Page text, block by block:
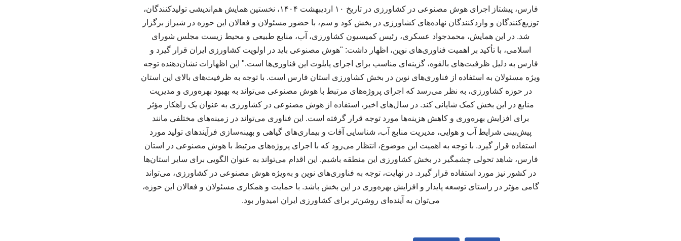
فارس، پیشتاز اجرای هوش مصنوعی در کشاورزی در تاریخ ۱۰ اردیبهشت ۱۴۰۴، نخستین همایش هم‌اندیشی تولیدکنندگان،
توزیع‌کنندگان و واردکنندگان نهاده‌های کشاورزی در بخش کود و سم، با حضور مسئولان و فعالان این حوزه در شیراز برگزار
شد. در این همایش، محمدجواد عسکری، رئیس کمیسیون کشاورزی، آب، منابع طبیعی و محیط زیست مجلس شورای
اسلامی، با تأکید بر اهمیت فناوری‌های نوین، اظهار داشت: "هوش مصنوعی باید در اولویت کشاورزی ایران قرار گیرد و
فارس به دلیل ظرفیت‌های بالقوه، گزینه‌ای مناسب برای اجرای پایلوت این فناوری‌ها است." این اظهارات نشان‌دهنده توجه
ویژه مسئولان به استفاده از فناوری‌های نوین در بخش کشاورزی استان فارس است. با توجه به ظرفیت‌های بالای این استان
در حوزه کشاورزی، به نظر می‌رسد که اجرای پروژه‌های مرتبط با هوش مصنوعی می‌تواند به بهبود بهره‌وری و مدیریت
منابع در این بخش کمک شایانی کند. در سال‌های اخیر، استفاده از هوش مصنوعی در کشاورزی به عنوان یک راهکار مؤثر
برای افزایش بهره‌وری و کاهش هزینه‌ها مورد توجه قرار گرفته است. این فناوری می‌تواند در زمینه‌های مختلفی مانند
پیش‌بینی شرایط آب و هوایی، مدیریت منابع آب، شناسایی آفات و بیماری‌های گیاهی و بهینه‌سازی فرآیندهای تولید مورد
استفاده قرار گیرد. با توجه به اهمیت این موضوع، انتظار می‌رود که با اجرای پروژه‌های مرتبط با هوش مصنوعی در استان
فارس، شاهد تحولی چشمگیر در بخش کشاورزی این منطقه باشیم. این اقدام می‌تواند به عنوان الگویی برای سایر استان‌ها
در کشور نیز مورد استفاده قرار گیرد. در نهایت، توجه به فناوری‌های نوین و به‌ویژه هوش مصنوعی در کشاورزی، می‌تواند
گامی مؤثر در راستای توسعه پایدار و افزایش بهره‌وری در این بخش باشد. با حمایت و همکاری مسئولان و فعالان این حوزه،
می‌توان به آینده‌ای روشن‌تر برای کشاورزی ایران امیدوار بود.